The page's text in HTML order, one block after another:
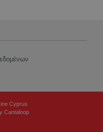
Cyprus
Cantaloop